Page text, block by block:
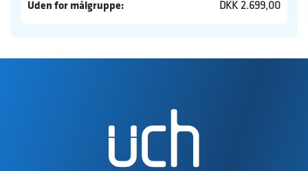
Uden for målgruppe: DKK 2.699,00